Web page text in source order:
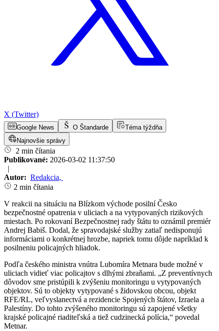
X (Twitter)
Google News O Štandarde
Téma týždňa
Najnovšie správy
2 min čítania
Publikované: 2026-03-02 11:37:50
|
Autor: Redakcia,
2 min čítania
V reakcii na situáciu na Blízkom východe posilní Česko
bezpečnostné opatrenia v uliciach a na vytypovaných rizikových
miestach. Po rokovaní Bezpečnostnej rady štátu to oznámil premiér
Andrej Babiš. Dodal, že spravodajské služby zatiaľ nedisponujú
informáciami o konkrétnej hrozbe, napriek tomu dôjde napríklad k
posilneniu policajných hliadok.
Podľa českého ministra vnútra Lubomíra Metnara bude možné v
uliciach vidieť viac policajtov s dlhými zbraňami. „Z preventívnych
dôvodov sme pristúpili k zvýšeniu monitoringu u vytypovaných
objektov. Sú to objekty vytypované s židovskou obcou, objekt
RFE/RL, veľvyslanectvá a rezidencie Spojených štátov, Izraela a
Palestíny. Do tohto zvýšeného monitoringu sú zapojené všetky
krajské policajné riaditeľská a tiež cudzinecká polícia,“ povedal
Metnar.